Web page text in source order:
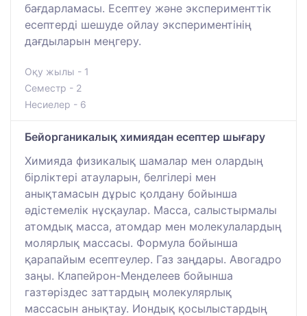
бағдарламасы. Есептеу және эксперименттік
есептерді шешуде ойлау экспериментінің
дағдыларын меңгеру.
Оқу жылы - 1
Семестр - 2
Несиелер - 6
Бейорганикалық химиядан есептер шығару
Химияда физикалық шамалар мен олардың
бірліктері атауларын, белгілері мен
анықтамасын дұрыс қолдану бойынша
әдістемелік нұсқаулар. Масса, салыстырмалы
атомдық масса, атомдар мен молекулалардың
молярлық массасы. Формула бойынша
қарапайым есептеулер. Газ заңдары. Авогадро
заңы. Клапейрон-Менделеев бойынша
газтәріздес заттардың молекулярлық
массасын анықтау. Иондық қосылыстардың